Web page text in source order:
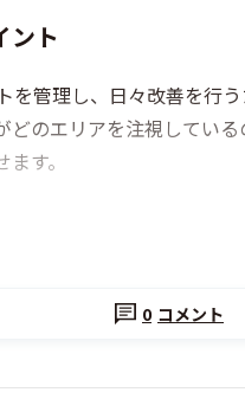
ント
を管理し、日々改善を行
どのエリアを注視してい
す。
0 コメント